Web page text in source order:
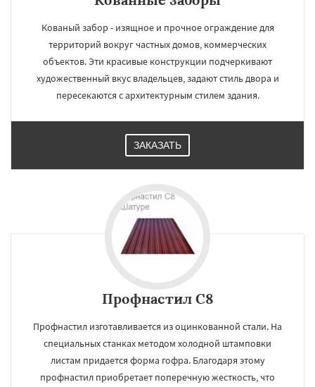
Кованый забор - изящное и прочное ограждение для
территорий вокруг частных домов, коммерческих
объектов. Эти красивые конструкции подчеркивают
художественный вкус владельцев, задают стиль двора и
пересекаются с архитектурным стилем здания.
ЗАКАЗАТЬ
Профнастил С8
Профнастил изготавливается из оцинкованной стали. На
специальных станках методом холодной штамповки
листам придается форма гофра. Благодаря этому
профнастил приобретает поперечную жесткость, что